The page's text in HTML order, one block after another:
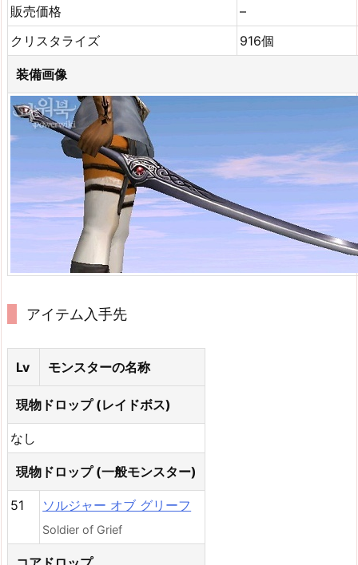
販売価格
–
クリスタライズ
916個
装備画像
アイテム入手先
Lv モンスターの名称
現物ドロップ (レイドボス)
なし
現物ドロップ (一般モンスター)
51 ソルジャー オブ グリーフ
Soldier of Grief